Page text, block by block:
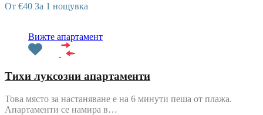
От €40 За 1 нощувка
Вижте апартамент
Тихи луксозни апартаменти
Това място за настаняване е на 6 минути пеша от плажа.
Апартаменти се намира в…